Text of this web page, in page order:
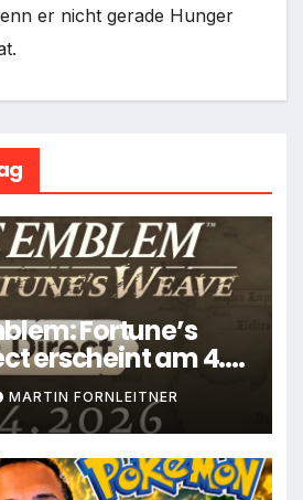
er nicht gerade Hunger
Fortune’s
erscheint am 4.
MARTIN FORNLEITNER